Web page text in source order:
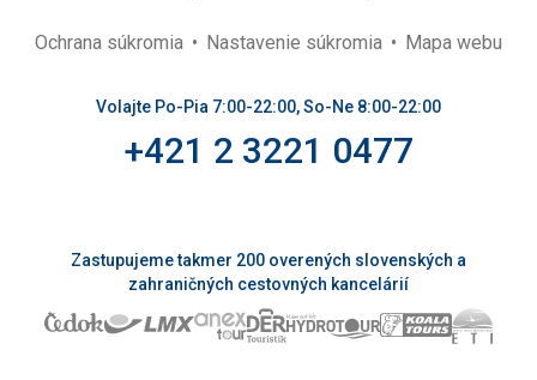
Ochrana súkromia Nastavenie súkromia Mapa webu
Volajte Po-Pia 7:00-22:00, So-Ne 8:00-22:00
+421 2 3221 0477
Zastupujeme takmer 200 overených slovenských a
zahraničných cestovných kancelárií